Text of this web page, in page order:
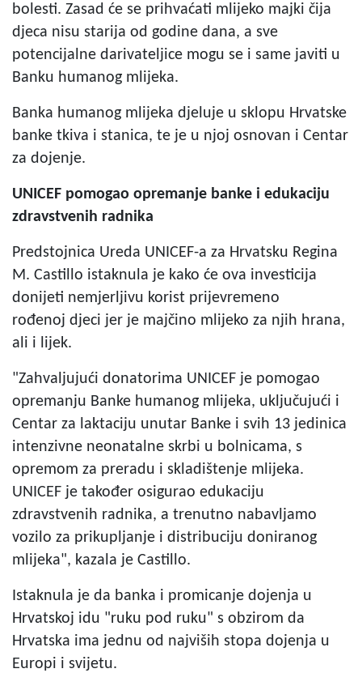
bolesti. Zasad će se prihvaćati mlijeko majki čija
djeca nisu starija od godine dana, a sve
potencijalne darivateljice mogu se i same javiti u
Banku humanog mlijeka.
Banka humanog mlijeka djeluje u sklopu Hrvatske
banke tkiva i stanica, te je u njoj osnovan i Centar
za dojenje.
UNICEF pomogao opremanje banke i edukaciju
zdravstvenih radnika
Predstojnica Ureda UNICEF-a za Hrvatsku Regina
M. Castillo istaknula je kako će ova investicija
donijeti nemjerljivu korist prijevremeno
rođenoj djeci jer je majčino mlijeko za njih hrana,
ali i lijek.
"Zahvaljujući donatorima UNICEF je pomogao
opremanju Banke humanog mlijeka, uključujući i
Centar za laktaciju unutar Banke i svih 13 jedinica
intenzivne neonatalne skrbi u bolnicama, s
opremom za preradu i skladištenje mlijeka.
UNICEF je također osigurao edukaciju
zdravstvenih radnika, a trenutno nabavljamo
vozilo za prikupljanje i distribuciju doniranog
mlijeka", kazala je Castillo.
Istaknula je da banka i promicanje dojenja u
Hrvatskoj idu "ruku pod ruku" s obzirom da
Hrvatska ima jednu od najviših stopa dojenja u
Europi i svijetu.